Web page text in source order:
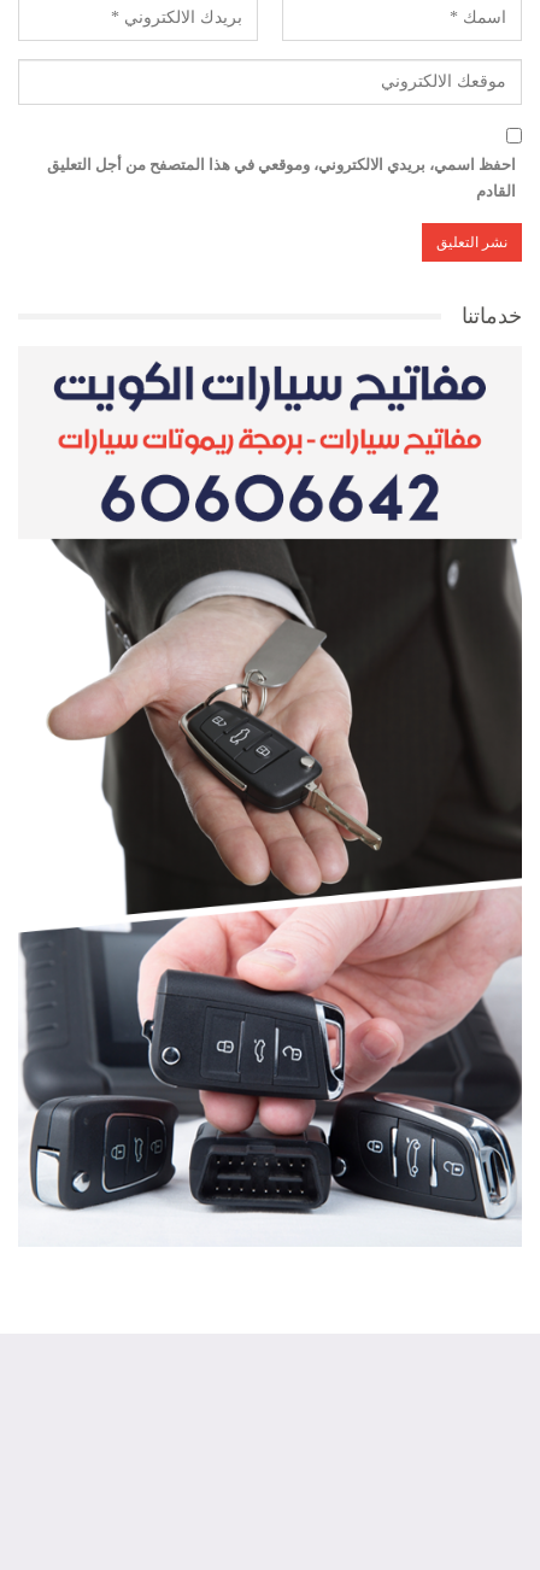
احفظ اسمي، بريدي الالكتروني، وموقعي في هذا المتصفح من أجل التعليق
القادم
خدماتنا